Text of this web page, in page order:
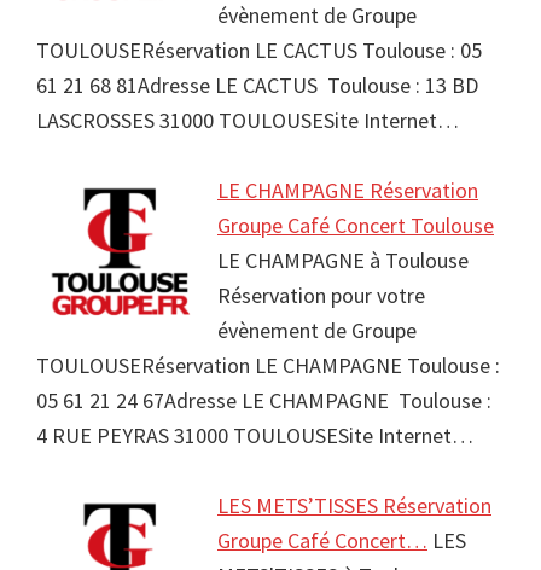
évènement de Groupe
TOULOUSERéservation LE CACTUS Toulouse : 05
61 21 68 81Adresse LE CACTUS Toulouse : 13 BD
LASCROSSES 31000 TOULOUSESite Internet…
LE CHAMPAGNE Réservation
Groupe Café Concert Toulouse
LE CHAMPAGNE à Toulouse
Réservation pour votre
évènement de Groupe
TOULOUSERéservation LE CHAMPAGNE Toulouse :
05 61 21 24 67Adresse LE CHAMPAGNE Toulouse :
4 RUE PEYRAS 31000 TOULOUSESite Internet…
LES METS’TISSES Réservation
Groupe Café Concert… LES